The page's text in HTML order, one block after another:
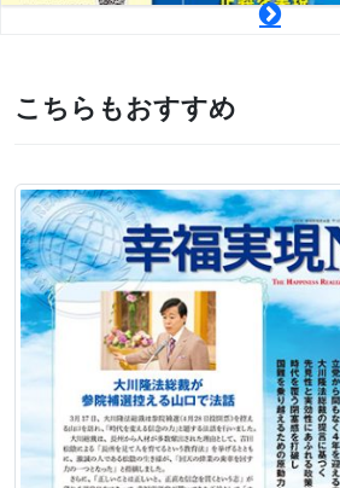
こちらもおすすめ